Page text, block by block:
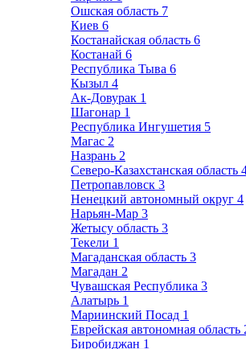
Ошская область 7
Киев 6
Костанайская область 6
Костанай 6
Республика Тыва 6
Кызыл 4
Ак-Довурак 1
Шагонар 1
Республика Ингушетия 5
Магас 2
Назрань 2
Северо-Казахстанская область
Петропавловск 3
Ненецкий автономный округ 4
Нарьян-Мар 3
Жетысу область 3
Текели 1
Магаданская область 3
Магадан 2
Чувашская Республика 3
Алатырь 1
Мариинский Посад 1
Еврейская автономная область
Биробиджан 1